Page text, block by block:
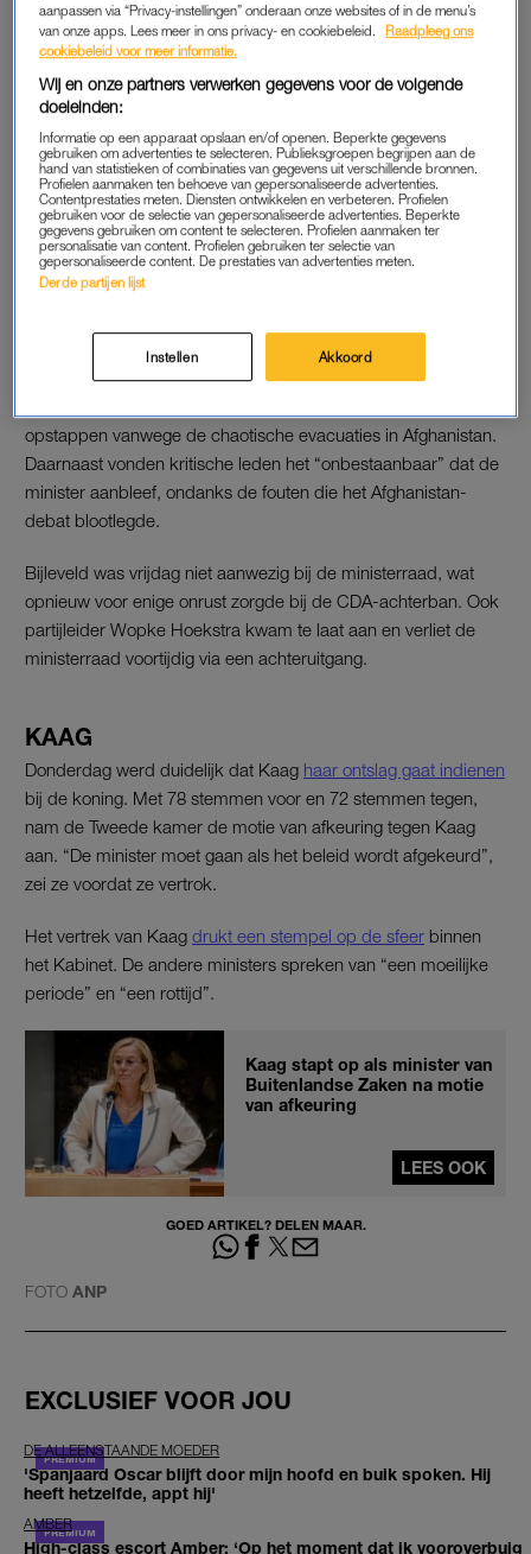
is geworden.”
De medewerkers van Defensie moeten hun werk goed kunnen
doen “en ik wil niet dat ik hun belangrijke werk in de weg sta”,
Hoekstra en minister-president Mark Rutte laten weten haar
ontslag in te dienen. Daarbij liet ze nog weten dat ze daartoe
niet onder druk was gezet. Minister van Justitie Ferd
Grapperhaus neemt tijdelijk de leiding over het ministerie van
Defensie over tot er een vervanger uit CDA-gelederen is
gevonden.
DISCUSSIE
opstappen vanwege de chaotische evacuaties in Afghanistan.
Daarnaast vonden kritische leden het “onbestaanbaar” dat de
minister aanbleef, ondanks de fouten die het Afghanistan-
debat blootlegde.
Bijleveld was vrijdag niet aanwezig bij de ministerraad, wat
opnieuw voor enige onrust zorgde bij de CDA-achterban. Ook
partijleider Wopke Hoekstra kwam te laat aan en verliet de
ministerraad voortijdig via een achteruitgang.
KAAG
Donderdag werd duidelijk dat Kaag haar ontslag gaat indienen
bij de koning. Met 78 stemmen voor en 72 stemmen tegen,
nam de Tweede kamer de motie van afkeuring tegen Kaag
aan. “De minister moet gaan als het beleid wordt afgekeurd”,
zei ze voordat ze vertrok.
Het vertrek van Kaag drukt een stempel op de sfeer binnen
het Kabinet. De andere ministers spreken van “een moeilijke
periode” en “een rottijd”.
Kaag stapt op als minister van
Buitenlandse Zaken na motie
van afkeuring
LEES OOK
GOED ARTIKEL? DELEN MAAR.
FOTO ANP
EXCLUSIEF VOOR JOU
DE ALLEENSTAANDE MOEDER
'Spanjaard Oscar blijft door mijn hoofd en buik spoken. Hij
heeft hetzelfde, appt hij'
AMBER
High-class escort Amber: ‘Op het moment dat ik vooroverbuig
aanpassen via “Privacy-instellingen” onderaan onze websites of in de menu’s
van onze apps. Lees meer in ons privacy- en cookiebeleid.
Raadpleeg ons
cookiebeleid voor meer informatie.
Wij en onze partners verwerken gegevens voor de volgende
doeleinden:
Informatie op een apparaat opslaan en/of openen. Beperkte gegevens
gebruiken om advertenties te selecteren. Publieksgroepen begrijpen aan de
hand van statistieken of combinaties van gegevens uit verschillende bronnen.
Profielen aanmaken ten behoeve van gepersonaliseerde advertenties.
Contentprestaties meten. Diensten ontwikkelen en verbeteren. Profielen
gebruiken voor de selectie van gepersonaliseerde advertenties. Beperkte
gegevens gebruiken om content te selecteren. Profielen aanmaken ter
personalisatie van content. Profielen gebruiken ter selectie van
gepersonaliseerde content. De prestaties van advertenties meten.
Derde partijen lijst
Instellen Akkoord